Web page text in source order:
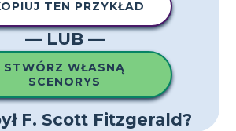
TEN PRZYKŁAD
— LUB —
STWÓRZ WŁASNĄ
SCENORYS